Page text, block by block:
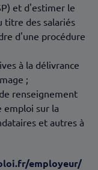
et d'estimer le
titre des salariés
d'une procédure
à la délivrance
;
renseignement
emploi sur la
et autres à
employeur/